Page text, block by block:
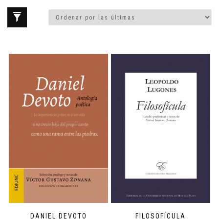
DANIEL DEVOTO FILOSOFÍCULA